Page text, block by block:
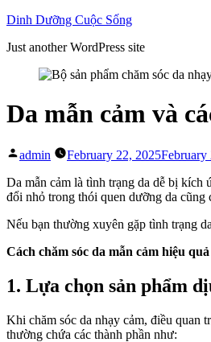
Skip
content
Dinh Dưỡng Cuộc Sống
Just another WordPress site
Da mẫn cảm và
Posted
admin February 22, 2025February
Da mẫn cảm là tình trạng da dễ bị
đổi nhỏ trong thói quen dưỡng da cũng
Nếu bạn thường xuyên gặp tình trạng
Cách chăm sóc da mẫn cảm hiệu quả
1. Lựa chọn sản phẩm
Khi chăm sóc da nhạy cảm, điều quan
thường chứa các thành phần như: